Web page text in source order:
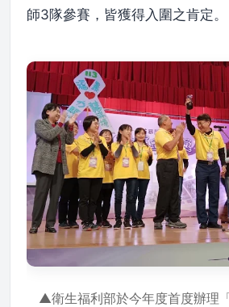
師3隊參賽，皆獲得入圍之肯定。
▲衛生福利部於今年度首度辦理